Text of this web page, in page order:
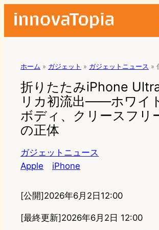
ホーム » ガジェット » ガジェットニュース »
折りたたみiPhone
リカ初流出——ホワイ
ボディ、クリースフリ
の正体
ガジェットニュース
Apple
iPhone
[公開]2026年6月2日12:00
[最終更新]2026年6月2日 12:00